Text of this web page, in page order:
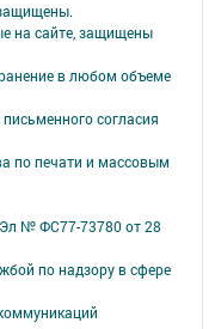
на сайте, защищены
в любом объеме
согласия
по печати и массовым
№ ФС77-73780 от 28
по надзору в сфере